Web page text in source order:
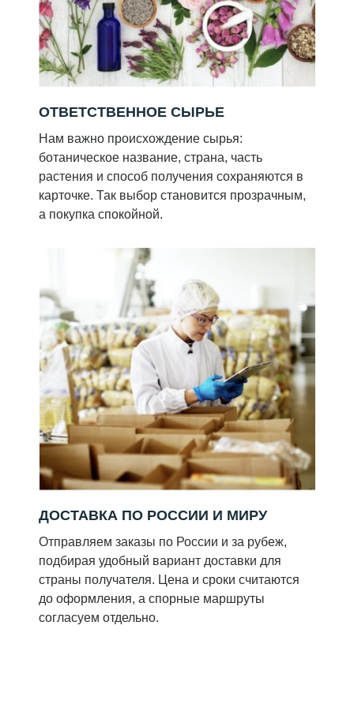
ОТВЕТСТВЕННОЕ СЫРЬЕ
Нам важно происхождение сырья:
ботаническое название, страна, часть
растения и способ получения сохраняются в
карточке. Так выбор становится прозрачным,
а покупка спокойной.
ДОСТАВКА ПО РОССИИ И МИРУ
Отправляем заказы по России и за рубеж,
подбирая удобный вариант доставки для
страны получателя. Цена и сроки считаются
до оформления, а спорные маршруты
согласуем отдельно.